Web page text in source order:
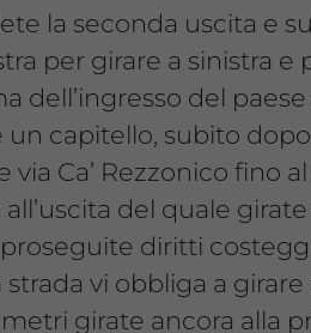
la seconda uscita e
per girare a sinistra e
dell’ingresso del
un capitello, subito
via Ca’ Rezzonico fino
del quale
diritti
strada vi obbliga a girare
girate ancora alla